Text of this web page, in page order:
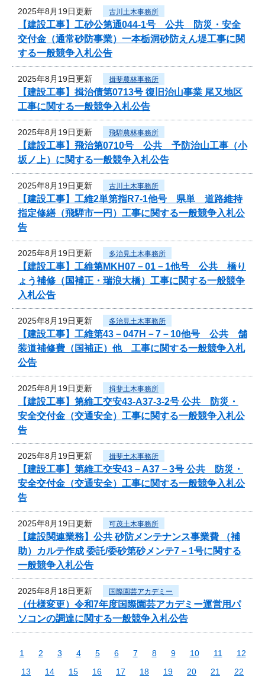
2025年8月19日更新 古川土木事務所
【建設工事】工砂公第通044-1号 公共 防災・安全
交付金（通常砂防事業）一本栃洞砂防えん堤工事に関
する一般競争入札公告
2025年8月19日更新 揖斐農林事務所
【建設工事】揖治債第0713号 復旧治山事業 尾又地区
工事に関する一般競争入札公告
2025年8月19日更新 飛騨農林事務所
【建設工事】飛治第0710号 公共 予防治山工事（小
坂ノ上）に関する一般競争入札公告
2025年8月19日更新 古川土木事務所
【建設工事】工維2単第指R7-1他号 県単 道路維持
指定修繕（飛騨市一円）工事に関する一般競争入札公
告
2025年8月19日更新 多治見土木事務所
【建設工事】工維第MKH07－01－1他号 公共 橋り
ょう補修（国補正・瑞浪大橋）工事に関する一般競争
入札公告
2025年8月19日更新 多治見土木事務所
【建設工事】工維第43－047H－7－10他号 公共 舗
装道補修費（国補正）他 工事に関する一般競争入札
公告
2025年8月19日更新 揖斐土木事務所
【建設工事】第維工交安43-A37-3-2号 公共 防災・
安全交付金（交通安全）工事に関する一般競争入札公
告
2025年8月19日更新 揖斐土木事務所
【建設工事】第維工交安43－A37－3号 公共 防災・
安全交付金（交通安全）工事に関する一般競争入札公
告
2025年8月19日更新 可茂土木事務所
【建設関連業務】公共 砂防メンテナンス事業費 （補
助）カルテ作成 委託/委砂第砂メンテ7－1号に関する
一般競争入札公告
2025年8月18日更新 国際園芸アカデミー
（仕様変更）令和7年度国際園芸アカデミー運営用パ
ソコンの調達に関する一般競争入札公告
1 2 3 4 5 6 7 8 9 10 11
12
13
14 15 16 17 18 19 20 21
22